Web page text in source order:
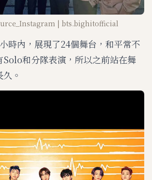
| bts.bighitofficial
時內，展現了24個舞台，和平常不
Solo和分隊表演，所以之前站在舞
。